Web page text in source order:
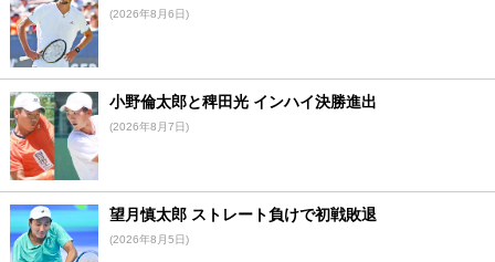
(2026年8月6日)
小野倫太郎と稗田光 インハイ決勝進出
(2026年8月7日)
望月慎太郎 ストレート負けで初戦敗退
(2026年8月5日)